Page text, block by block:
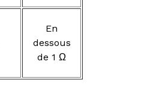
En
dessous
de 1 Ω